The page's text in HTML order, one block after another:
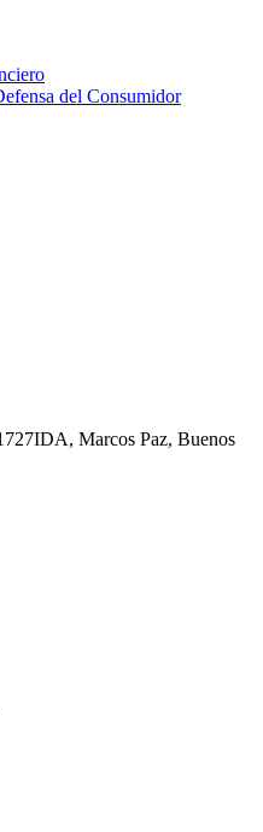
del Consumidor
Marcos Paz, Buenos